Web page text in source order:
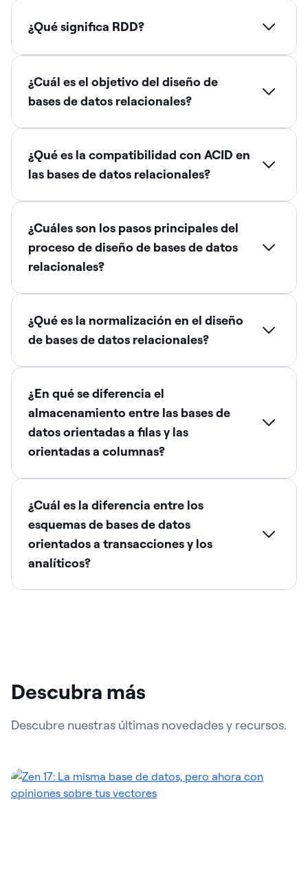
¿Qué significa RDD?
¿Cuál es el objetivo del diseño de
bases de datos relacionales?
¿Qué es la compatibilidad con ACID en
las bases de datos relacionales?
¿Cuáles son los pasos principales del
proceso de diseño de bases de datos
relacionales?
¿Qué es la normalización en el diseño
de bases de datos relacionales?
¿En qué se diferencia el
almacenamiento entre las bases de
datos orientadas a filas y las
orientadas a columnas?
¿Cuál es la diferencia entre los
esquemas de bases de datos
orientados a transacciones y los
analíticos?
Descubra más
Descubre nuestras últimas novedades y recursos.